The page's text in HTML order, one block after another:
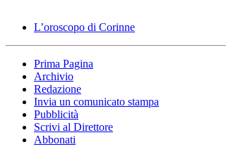
L’oroscopo di Corinne
Prima Pagina
Archivio
Redazione
Invia un comunicato stampa
Pubblicità
Scrivi al Direttore
Abbonati